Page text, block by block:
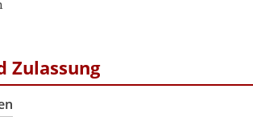
Zulassung